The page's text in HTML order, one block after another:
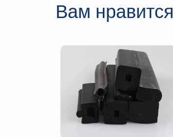
Вам нравится